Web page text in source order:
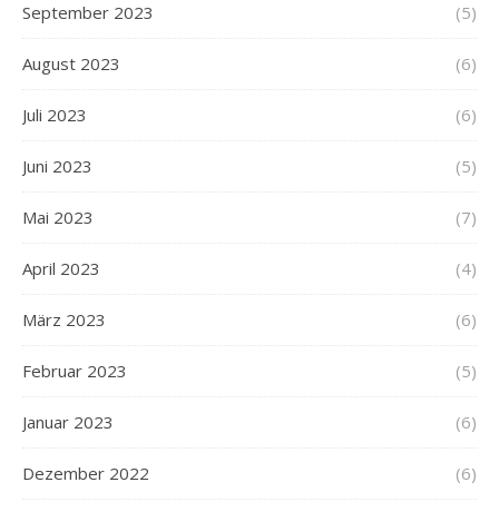
September 2023 (5)
August 2023 (6)
Juli 2023 (6)
Juni 2023 (5)
Mai 2023 (7)
April 2023 (4)
März 2023 (6)
Februar 2023 (5)
Januar 2023 (6)
Dezember 2022 (6)